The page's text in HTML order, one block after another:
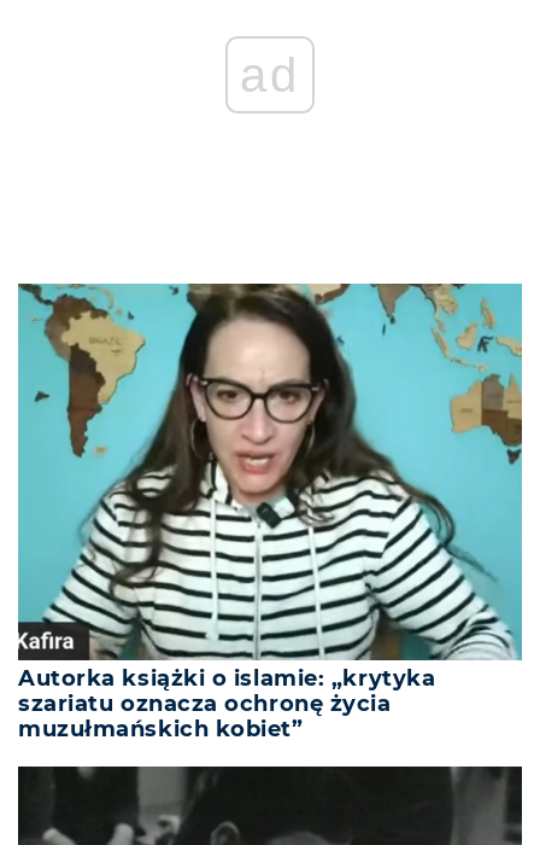
ad
Autorka książki o islamie: „krytyka
szariatu oznacza ochronę życia
muzułmańskich kobiet”